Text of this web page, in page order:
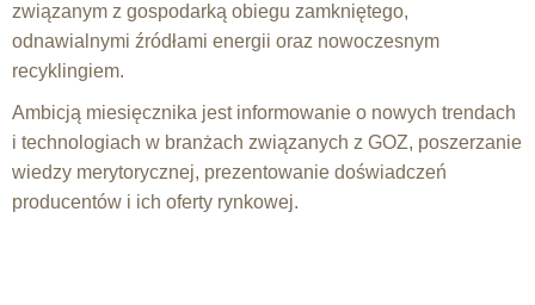
związanym z gospodarką obiegu zamkniętego,
odnawialnymi źródłami energii oraz nowoczesnym
recyklingiem.
Ambicją miesięcznika jest informowanie o nowych trendach
i technologiach w branżach związanych z GOZ, poszerzanie
wiedzy merytorycznej, prezentowanie doświadczeń
producentów i ich oferty rynkowej.